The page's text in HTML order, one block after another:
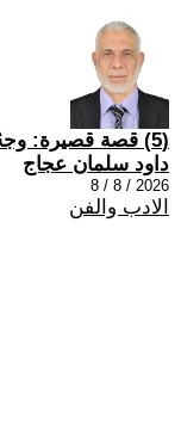
(5) قصة قصيرة: وجهٌ في العتمة
داود سلمان عجاج
2026 / 8 / 8
الادب والفن